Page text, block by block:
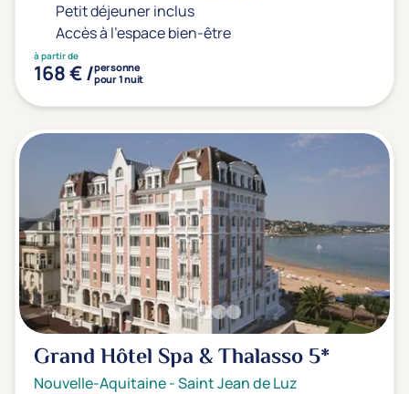
Petit déjeuner inclus
Accès à l'espace bien-être
à partir de
168 € /personne
pour 1 nuit
Grand Hôtel Spa & Thalasso5*
Nouvelle-Aquitaine-Saint Jean de Luz